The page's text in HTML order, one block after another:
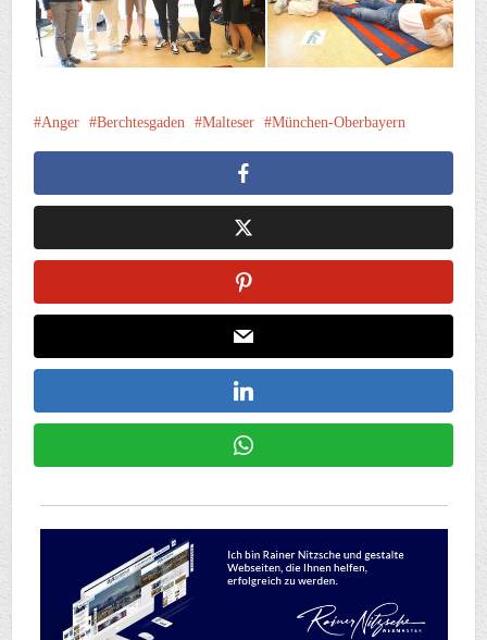
Anger Berchtesgaden Malteser München-Oberbayern